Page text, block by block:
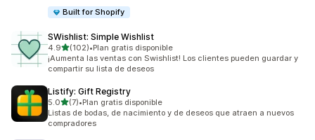
Built for Shopify
SWishlist: Simple Wishlist
4.9de 5 estrellas
(102)
102 reseñas en total
•Plan gratis disponible
¡Aumenta las ventas con Swishlist! Los clientes pueden guardar y
compartir su lista de deseos
Listify: Gift Registry
5.0de 5 estrellas
(7)
7 reseñas en total
•Plan gratis disponible
Listas de bodas, de nacimiento y de deseos que atraen a nuevos
compradores